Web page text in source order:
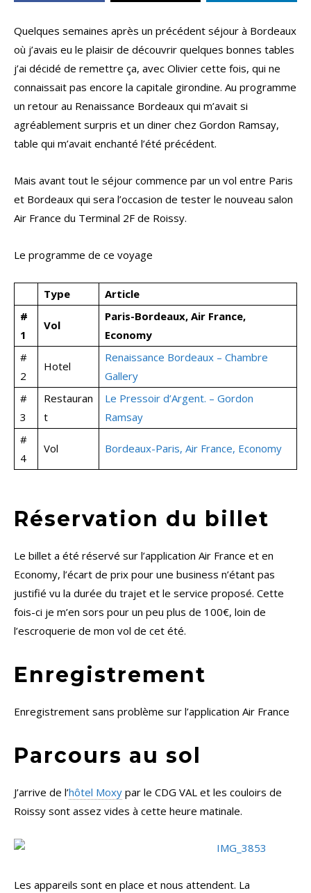
Quelques semaines après un précédent séjour à Bordeaux
où j’avais eu le plaisir de découvrir quelques bonnes tables
j’ai décidé de remettre ça, avec Olivier cette fois, qui ne
connaissait pas encore la capitale girondine. Au programme
un retour au Renaissance Bordeaux qui m’avait si
agréablement surpris et un diner chez Gordon Ramsay,
table qui m’avait enchanté l’été précédent.
Mais avant tout le séjour commence par un vol entre Paris
et Bordeaux qui sera l’occasion de tester le nouveau salon
Air France du Terminal 2F de Roissy.
Le programme de ce voyage
Type
Article
#
1
Vol
Paris-Bordeaux, Air France,
Economy
#
2
Hotel
Renaissance Bordeaux – Chambre
Gallery
#
3
Restauran
t
Le Pressoir d’Argent. – Gordon
Ramsay
#
4
Vol Bordeaux-Paris, Air France, Economy
Réservation du billet
Le billet a été réservé sur l’application Air France et en
Economy, l’écart de prix pour une business n’étant pas
justifié vu la durée du trajet et le service proposé. Cette
fois-ci je m’en sors pour un peu plus de 100€, loin de
l’escroquerie de mon vol de cet été.
Enregistrement
Enregistrement sans problème sur l’application Air France
Parcours au sol
J’arrive de l’hôtel Moxy par le CDG VAL et les couloirs de
Roissy sont assez vides à cette heure matinale.
Les appareils sont en place et nous attendent. La